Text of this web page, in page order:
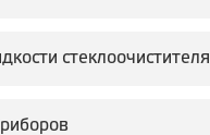
стеклоочистителя